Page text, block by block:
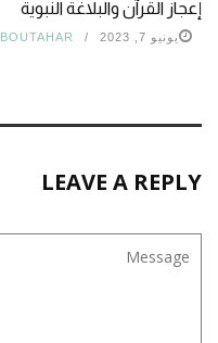
إعجاز القرآن والبلاغة النبوية
يونيو 7, 2023 BOUTAHAR
LEAVE A REPLY